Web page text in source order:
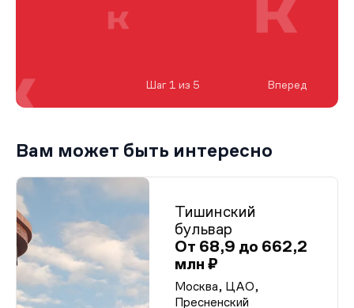
Шаг 1 из 5 Вперед
Вам может быть интересно
Тишинский
бульвар
От 68,9 до 662,2
млн ₽
Москва, ЦАО,
Пресненский